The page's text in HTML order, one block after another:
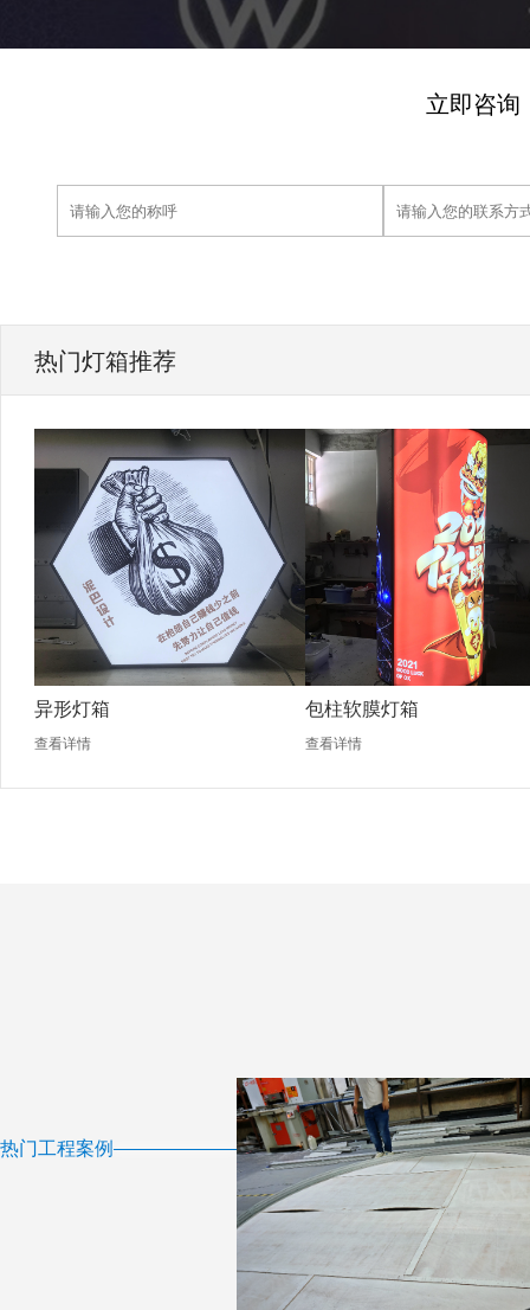
立即咨询
热门灯箱推荐
异形灯箱
查看详情
包柱软膜灯箱
查看详情
热门工程案例